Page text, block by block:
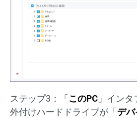
ステップ3：「 このPC 」インタ
外付けハードドライブが「 デ